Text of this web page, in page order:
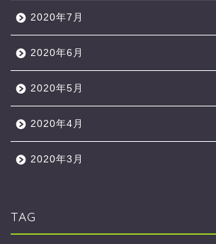
2020年7月
2020年6月
2020年5月
2020年4月
2020年3月
TAG